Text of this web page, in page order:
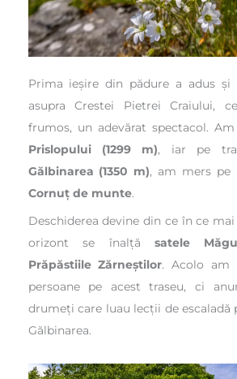
Prima ieșire din pădure a adus și
asupra Crestei Pietrei Craiului,
frumos, un adevărat spectacol.
Prislopului (1299 m), iar pe
Gălbinarea (1350 m), am mers pe
Cornuț de munte.
Deschiderea devine din ce în ce mai
orizont se înalță satele
Prăpăstiile Zărneștilor. Acolo am
persoane pe acest traseu, ci
drumeți care luau lecții de escaladă
Gălbinarea.